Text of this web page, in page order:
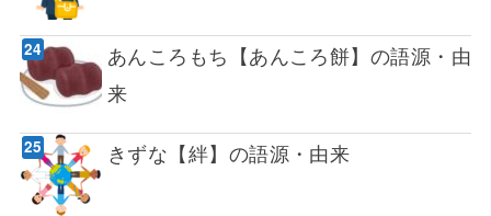
あんころもち【あんころ餅】の語源・由
来
きずな【絆】の語源・由来